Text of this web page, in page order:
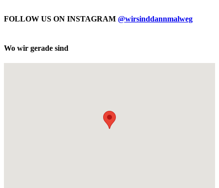
FOLLOW US ON INSTAGRAM @wirsinddannmalweg
Wo wir gerade sind